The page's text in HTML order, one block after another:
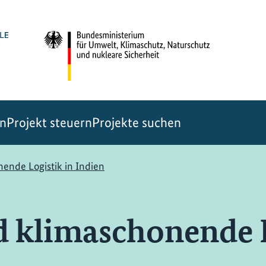
Projekt steuernProjekte suchen
Logistik in Indien